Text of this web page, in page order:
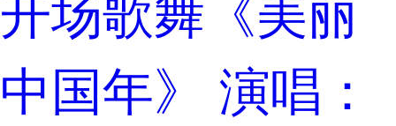
中国年》 演唱：